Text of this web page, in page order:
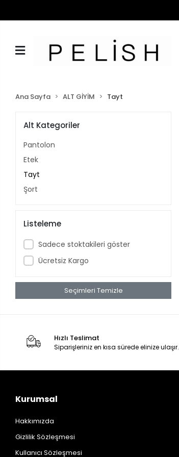
Ana Sayfa ALT GİYİM Tayt
Alt Kategoriler
Pantolon
Etek
Tayt
Şort
Listeleme
Sadece stoktakileri göster
Ücretsiz Kargo
Seçimleri Temizle
Hızlı Teslimat
Siparişleriniz en kısa sürede elinize ulaşır.
Kurumsal
Hakkımızda
Gizlilik Sözleşmesi
Kullanıcı Sözleşmesi